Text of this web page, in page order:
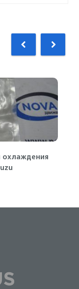
охлаждения